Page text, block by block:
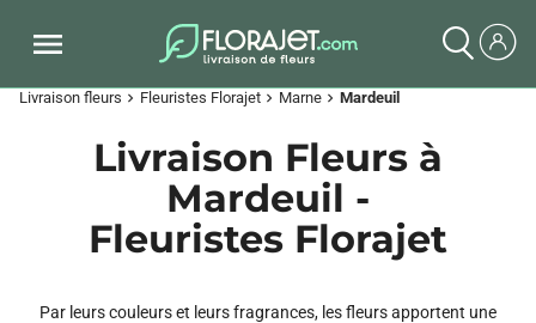
Livraison fleurs chevron_right Fleuristes Florajet chevron_right Marne chevron_right Mardeuil
Livraison Fleurs à
Mardeuil -
Fleuristes Florajet
Par leurs couleurs et leurs fragrances, les fleurs apportent une